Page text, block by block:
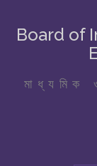
Board of
মাধ্যমিক